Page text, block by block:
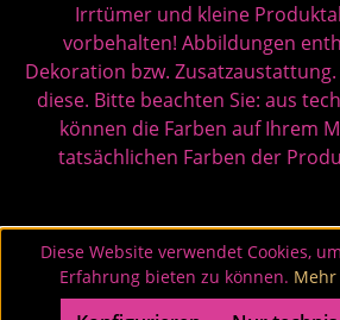
Irrtümer und kleine
vorbehalten! Abbildungen
Dekoration bzw.
diese. Bitte beachten Sie: aus
können die Farben auf Ihrem
tatsächlichen Farben der
Diese Website verwendet Cookies,
Erfahrung bieten zu können.